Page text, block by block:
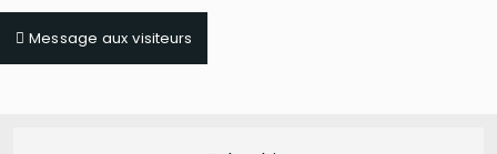
Message aux visiteurs